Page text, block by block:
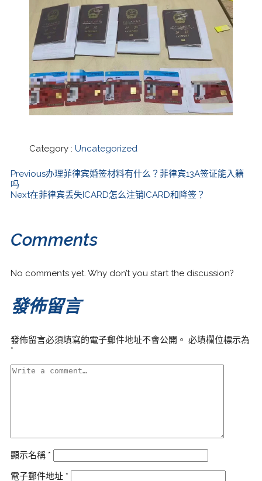
Category : Uncategorized
Previous办理菲律宾婚签材料有什么？菲律宾13A签证能入籍
吗
Next在菲律宾丢失ICARD怎么注销ICARD和降签？
Comments
No comments yet. Why don’t you start the discussion?
發佈留言
發佈留言必須填寫的電子郵件地址不會公開。 必填欄位標示為
*
顯示名稱 *
電子郵件地址 *